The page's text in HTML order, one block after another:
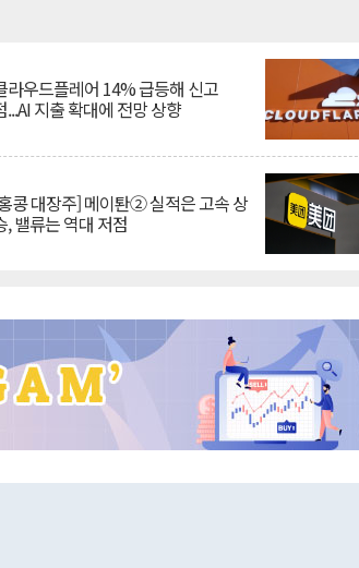
라우드플레어 14% 급등해 신고
...AI 지출 확대에 전망 상향
콩 대장주] 메이퇀② 실적은 고속 상
, 밸류는 역대 저점